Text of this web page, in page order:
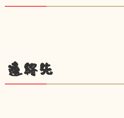
連絡先